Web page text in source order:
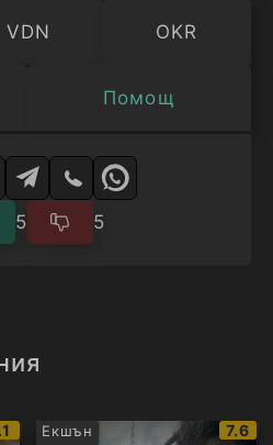
VDN OKR
Помощ
5 5
Екшън
IMDb
7.6